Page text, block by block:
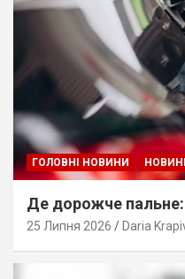
ГОЛОВНІ НОВИНИ
Де дорожче пальне:
25 Липня 2026 Daria